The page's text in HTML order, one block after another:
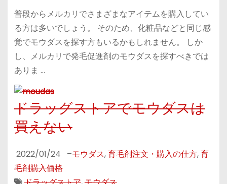
普段からメルカリでさまざまなアイテムを購入してい
る方は多いでしょう。 そのため、化粧品などと同じ感
覚でモウダスを探す方もいるかもしれません。 しか
し、メルカリで発毛促進剤のモウダスを探すべきでは
ありま …
ドラッグストアでモウダスは
買えない
2022/01/24 –モウダス,育毛剤注文・購入の仕方,育
毛剤購入価格